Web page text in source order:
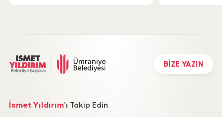
BİZE YAZIN
İsmet Yıldırım’ı Takip Edin